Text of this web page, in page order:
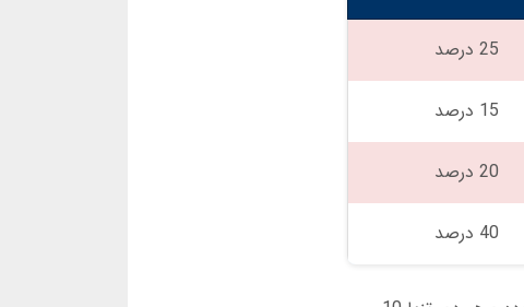
25 درصد
15 درصد
20 درصد
40 درصد